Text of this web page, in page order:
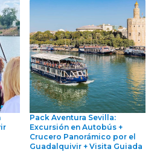
Pack Aventura Sevilla:
Excursión en Autobús +
Crucero Panorámico por el
Guadalquivir + Visita Guiada